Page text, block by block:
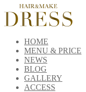
HOME
MENU & PRICE
NEWS
BLOG
GALLERY
ACCESS